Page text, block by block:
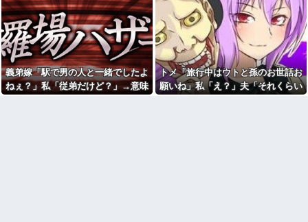
休日に甥っ子をアポなし託児
を押し付けてきた兄嫁！「テレ
ビでも見せといてw」と言うので
『Gガンダム』を一気見させた結
果……甥っ子が重度の中二病...
私「妊娠しました」義兄嫁
「その子は私が育てる！」→義
妹の子を育ててきた私にまさか
の要求をしてきて…
【結婚式当日に】義妹の不倫
を暴露した私。でも旦那が援助
したいと言い出して…ｗｗｗ
彼の母親と初めて食事した時
に彼母が「私ちゃんは結婚した
ら仕事辞める予定なんですって
ね」と言ってきた
「今思えばなんであんなに夢
中になったんやろ…」と思うコ
騒ぎになり…
くと…
義弟嫁「駅で男の人と一緒でしたよ
ねぇ？」私「従弟だけど？」→意味
トメ「旅行中はウトと孫のお世話お
願いね」私「え？」夫「それくらい